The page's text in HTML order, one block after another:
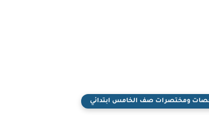
ومختصرات صف الخامس ابتدائي